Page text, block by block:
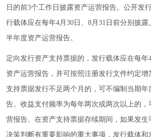
日的前3个工作日披露资产运营报告。公开发
行载体应在每年4月30日、8月31日前分别披
半年度资产运营报告。
定向发行资产支持票据的，发行载体应在每年
资产运营报告，并可按照注册发行文件约定
支持票据发行不足两个月的，可不编制当期年
告。收益支付频率为每年两次或两次以上的，
营报告。在资产支持票据存续期间，如果发生
决策判断有重要影响的重大事项，发行载体